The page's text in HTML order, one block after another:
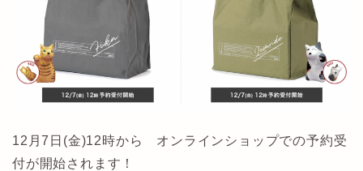
12月7日(金)12時から オンラインショップでの予約受
付が開始されます！